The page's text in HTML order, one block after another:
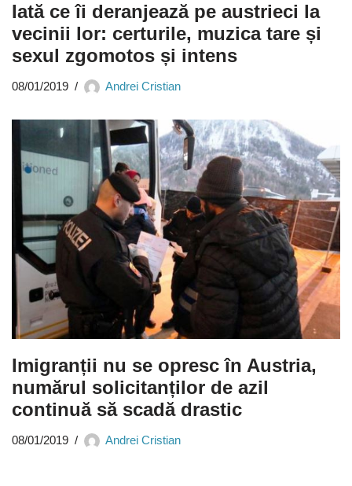
Iată ce îi deranjează pe austrieci la
vecinii lor: certurile, muzica tare și
sexul zgomotos și intens
08/01/2019 Andrei Cristian
Imigranții nu se opresc în Austria,
numărul solicitanților de azil
continuă să scadă drastic
08/01/2019 Andrei Cristian